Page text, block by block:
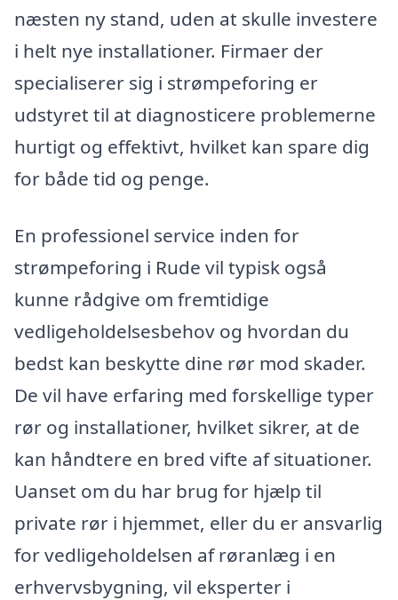
næsten ny stand, uden at skulle investere
i helt nye installationer. Firmaer der
specialiserer sig i strømpeforing er
udstyret til at diagnosticere problemerne
hurtigt og effektivt, hvilket kan spare dig
for både tid og penge.
En professionel service inden for
strømpeforing i Rude vil typisk også
kunne rådgive om fremtidige
vedligeholdelsesbehov og hvordan du
bedst kan beskytte dine rør mod skader.
De vil have erfaring med forskellige typer
rør og installationer, hvilket sikrer, at de
kan håndtere en bred vifte af situationer.
Uanset om du har brug for hjælp til
private rør i hjemmet, eller du er ansvarlig
for vedligeholdelsen af røranlæg i en
erhvervsbygning, vil eksperter i